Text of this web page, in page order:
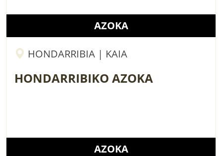
AZOKA
HONDARRIBIA | KAIA
HONDARRIBIKO AZOKA
AZOKA